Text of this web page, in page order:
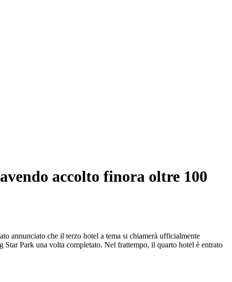
accolto finora oltre 100
annunciato che il terzo hotel a tema si chiamerà ufficialmente
Park una volta completato. Nel frattempo, il quarto hotel è entrato